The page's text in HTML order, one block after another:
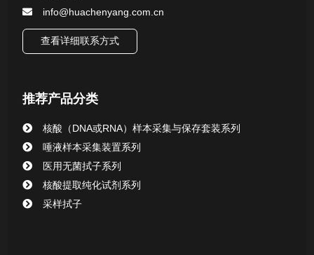
info@huachenyang.com.cn
查看详细联系方式
推荐产品分类
核酸（DNA或RNA）样本采集与保存套装系列
唾液样本采集装置系列
医用无菌拭子系列
核酸提取纯化试剂系列
采样拭子